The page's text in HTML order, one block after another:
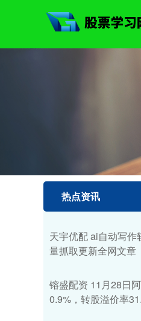
热点资讯
天宇优配 ai自动写作
量抓取更新全网文章
镕盛配资 11月28日
0.9%，转股溢价率